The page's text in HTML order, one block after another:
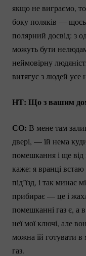
якщо не виграємо,
боку поляків —
полярний досвід: з
можуть бути
неймовірну
витягує з людей усе
НТ: Що з вашим
СО: В мене там
двері, — їй нема
помешкання і ще від
каже: я вранці
під’їзд, і так минає
прибирає — це і
помешканні газ є, а в
неї мої ключі, але
можна їй готувати в
газ.